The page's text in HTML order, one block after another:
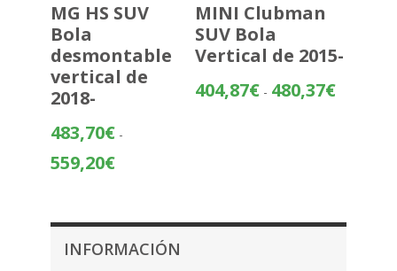
MG HS SUV
Bola
desmontable
vertical de
2018-
483,70€ -
559,20€Rango
desde
hasta
MINI Clubman
SUV Bola
Vertical de 2015-
404,87€ - 480,37€Rango
INFORMACIÓN